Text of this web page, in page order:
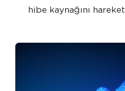
hibe kaynağını